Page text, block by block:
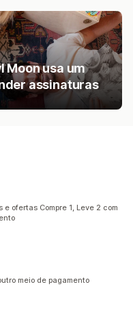
Moon usa um
assinaturas
ofertas Compre 1, Leve 2 com
meio de pagamento